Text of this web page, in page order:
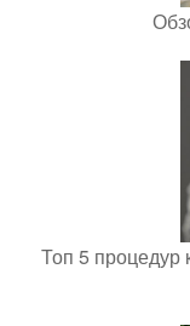
Топ 5 процедур